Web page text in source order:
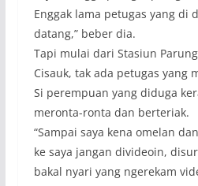
Enggak lama petugas yang di
datang,” beber dia.
Tapi mulai dari Stasiun
Cisauk, tak ada petugas yang
Si perempuan yang diduga
meronta-ronta dan berteriak.
“Sampai saya kena omelan
ke saya jangan divideoin,
bakal nyari yang ngerekam